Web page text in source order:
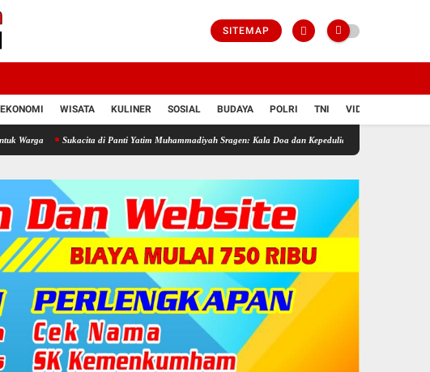
SITEMAP
EKONOMI WISATA KULINER SOSIAL BUDAYA POLRI TNI VIDIO
Sukacita di Panti Yatim Muhammadiyah Sragen: Kala Doa dan Kepedulian Mengalir di Hari Jadi Bahlil